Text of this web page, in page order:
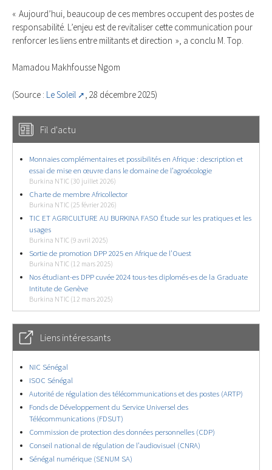
« Aujourd’hui, beaucoup de ces membres occupent des postes de
responsabilité. L’enjeu est de revitaliser cette communication pour
renforcer les liens entre militants et direction », a conclu M. Top.
Mamadou Makhfousse Ngom
(Source : Le Soleil , 28 décembre 2025)
Fil d'actu
Monnaies complémentaires et possibilités en Afrique : description et
essai de mise en œuvre dans le domaine de l’agroécologie
Burkina NTIC (30 juillet 2026)
Charte de membre Africollector
Burkina NTIC (25 février 2026)
TIC ET AGRICULTURE AU BURKINA FASO Étude sur les pratiques et les
usages
Burkina NTIC (9 avril 2025)
Sortie de promotion DPP 2025 en Afrique de l’Ouest
Burkina NTIC (12 mars 2025)
Nos étudiant-es DPP cuvée 2024 tous-tes diplomés-es de la Graduate
Intitute de Genève
Burkina NTIC (12 mars 2025)
Liens intéressants
NIC Sénégal
ISOC Sénégal
Autorité de régulation des télécommunications et des postes (ARTP)
Fonds de Développement du Service Universel des
Télécommunications (FDSUT)
Commission de protection des données personnelles (CDP)
Conseil national de régulation de l’audiovisuel (CNRA)
Sénégal numérique (SENUM SA)